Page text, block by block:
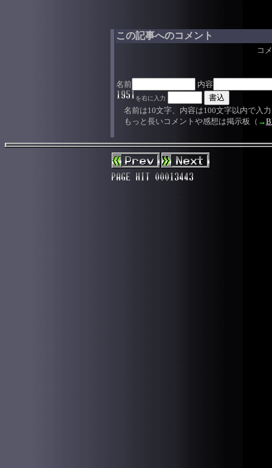
この記事へのコメント
コ
名前 内容
を右に入力
名前は10文字、内容は100文字以内で入
もっと長いコメントや感想は掲示板（ →